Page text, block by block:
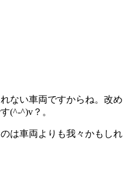
ない車両ですからね。改め
(^-^)v？。
は車両よりも我々かもしれ